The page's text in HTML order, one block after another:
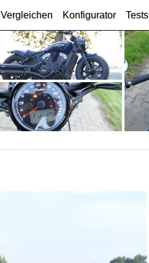
Vergleichen Konfigurator Tests